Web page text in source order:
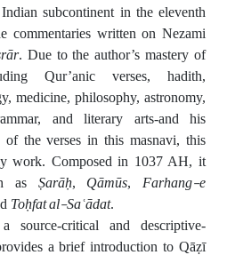
subcontinent in the eleventh
commentaries written on Nezami
. Due to the author’s mastery of
Qur’anic verses, hadith,
medicine, philosophy, astronomy,
and literary arts-and his
of the verses in this masnavi, this
work. Composed in 1037 AH, it
as Ṣarāḥ, Qāmūs,Farhang-e
Toḥfat al-Saʿādat.
source-critical and descriptive-
a brief introduction to Qāẓī